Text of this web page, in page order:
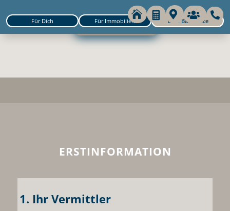
    
Für Dich Für Immobilien Dein Backoffice
DEIN BACKOFFICE
ERSTINFORMATION
1. Ihr Vermittler